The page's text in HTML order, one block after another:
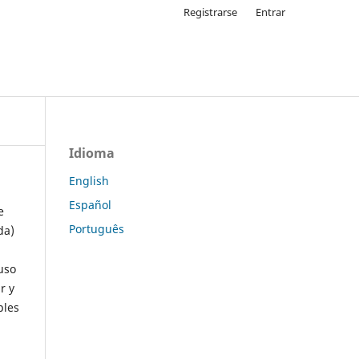
Registrarse Entrar
y
Idioma
English
Español
Português